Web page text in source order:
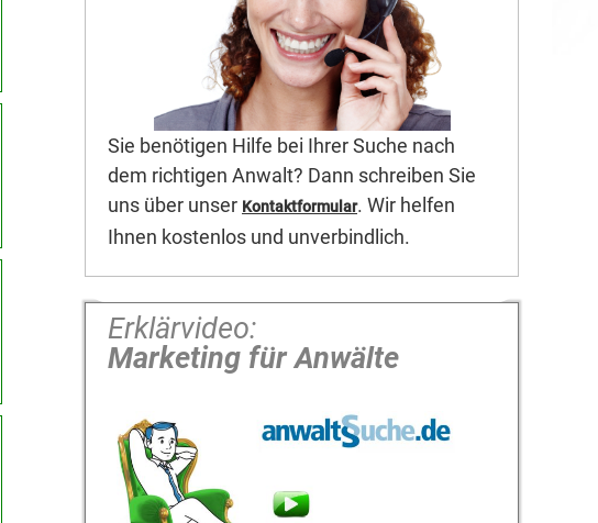
Sie benötigen Hilfe bei Ihrer Suche nach
dem richtigen Anwalt? Dann schreiben Sie
uns über unser Kontaktformular. Wir helfen
Ihnen kostenlos und unverbindlich.
Erklärvideo:
Marketing für Anwälte